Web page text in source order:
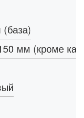
мм (кроме